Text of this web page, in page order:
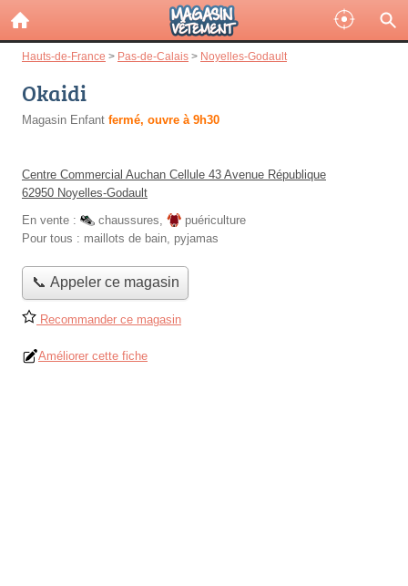
Hauts-de-France > Pas-de-Calais > Noyelles-Godault
Okaidi
Magasin Enfant fermé, ouvre à 9h30
Centre Commercial Auchan Cellule 43 Avenue République
62950 Noyelles-Godault
En vente :
chaussures,
puériculture
Pour tous : maillots de bain, pyjamas
📞 Appeler ce magasin
Recommander ce magasin
Améliorer cette fiche